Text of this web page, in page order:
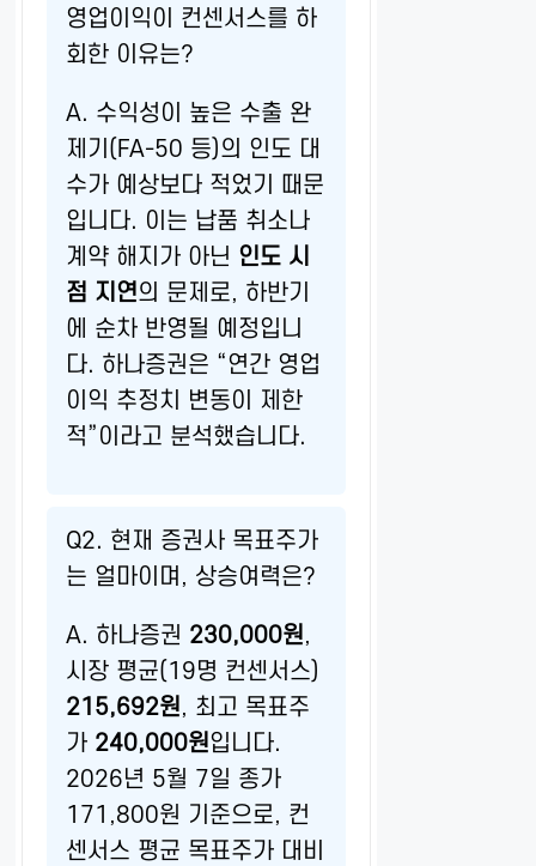
영업이익이 컨센서스를 하
회한 이유는?
A. 수익성이 높은 수출 완
제기(FA-50 등)의 인도 대
수가 예상보다 적었기 때문
입니다. 이는 납품 취소나
계약 해지가 아닌 인도 시
점 지연의 문제로, 하반기
에 순차 반영될 예정입니
다. 하나증권은 “연간 영업
이익 추정치 변동이 제한
적”이라고 분석했습니다.
Q2. 현재 증권사 목표주가
는 얼마이며, 상승여력은?
A. 하나증권 230,000원,
시장 평균(19명 컨센서스)
215,692원, 최고 목표주
가 240,000원입니다.
2026년 5월 7일 종가
171,800원 기준으로, 컨
센서스 평균 목표주가 대비